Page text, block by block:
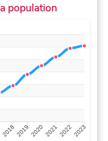
population
20182019 2020202120222023